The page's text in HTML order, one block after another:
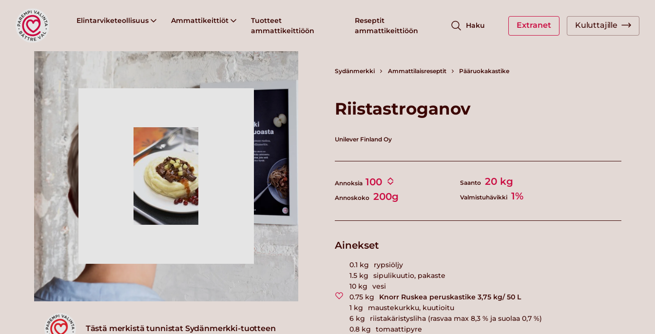
Elintarviketeollisuus Ammattikeittiöt
Tuotteet
ammattikeittiöön
Reseptit
ammattikeittiöön
Haku Extranet Kuluttajille
Sydänmerkki Ammattilaisreseptit Pääruokakastike
Riistastroganov
Unilever Finland Oy
Annoksia
Annoskoko 200g
Saanto 20 kg
Valmistuhävikki 1%
Ainekset
0.1 kg
rypsiöljy
1.5 kg
sipulikuutio, pakaste
10 kg
vesi
0.75 kg
Knorr Ruskea peruskastike 3,75 kg/ 50 L
1 kg
maustekurkku, kuutioitu
6 kg
riistakäristysliha (rasvaa max 8,3 % ja suolaa 0,7 %)
0.8 kg
tomaattipyre
Tästä merkistä tunnistat Sydänmerkki-tuotteen